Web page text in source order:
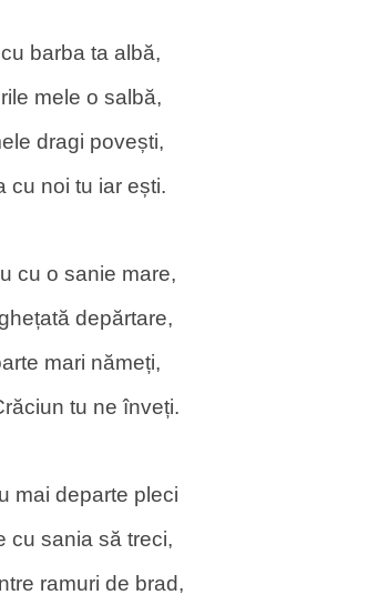
barba ta albă,
mele o salbă,
dragi povești,
cu noi tu iar ești.
cu o sanie mare,
depărtare,
mari nămeți,
tu ne înveți.
mai departe pleci
cu sania să treci,
ramuri de brad,